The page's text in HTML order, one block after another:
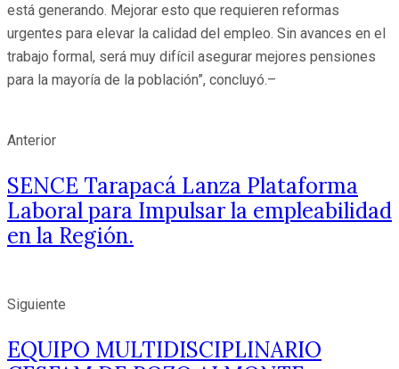
está generando. Mejorar esto que requieren reformas
urgentes para elevar la calidad del empleo. Sin avances en el
trabajo formal, será muy difícil asegurar mejores pensiones
para la mayoría de la población”, concluyó.–
Anterior
SENCE Tarapacá Lanza Plataforma
Laboral para Impulsar la empleabilidad
en la Región.
Siguiente
EQUIPO MULTIDISCIPLINARIO